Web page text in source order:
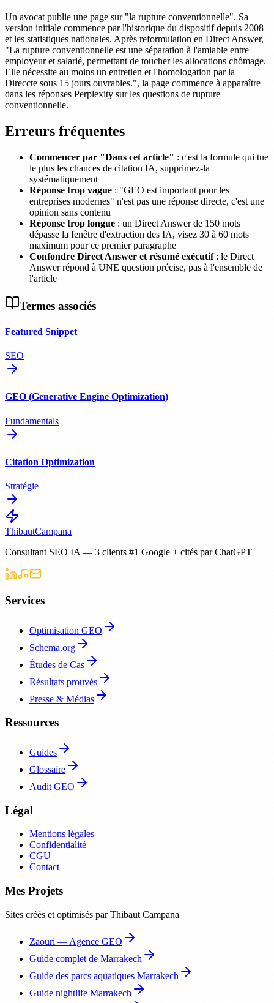
Un avocat publie une page sur "la rupture conventionnelle". Sa
version initiale commence par l'historique du dispositif depuis 2008
et les statistiques nationales. Après reformulation en Direct Answer,
"La rupture conventionnelle est une séparation à l'amiable entre
employeur et salarié, permettant de toucher les allocations chômage.
Elle nécessite au moins un entretien et l'homologation par la
Direccte sous 15 jours ouvrables.", la page commence à apparaître
dans les réponses Perplexity sur les questions de rupture
conventionnelle.
Erreurs fréquentes
Commencer par "Dans cet article" : c'est la formule qui tue
le plus les chances de citation IA, supprimez-la
systématiquement
Réponse trop vague : "GEO est important pour les
entreprises modernes" n'est pas une réponse directe, c'est une
opinion sans contenu
Réponse trop longue : un Direct Answer de 150 mots
dépasse la fenêtre d'extraction des IA, visez 30 à 60 mots
maximum pour ce premier paragraphe
Confondre Direct Answer et résumé exécutif: le Direct
Answer répond à UNE question précise, pas à l'ensemble de
l'article
Termes associés
Featured Snippet
SEO
GEO (Generative Engine Optimization)
Fundamentals
Citation Optimization
Stratégie
ThibautCampana
Consultant SEO IA — 3 clients #1 Google + cités par ChatGPT
Services
Optimisation GEO
Schema.org
Études de Cas
Résultats prouvés
Presse & Médias
Ressources
Guides
Glossaire
Audit GEO
Légal
Mentions légales
Confidentialité
CGU
Contact
Mes Projets
Sites créés et optimisés par Thibaut Campana
Zaouri — Agence GEO
Guide complet de Marrakech
Guide des parcs aquatiques Marrakech
Guide nightlife Marrakech